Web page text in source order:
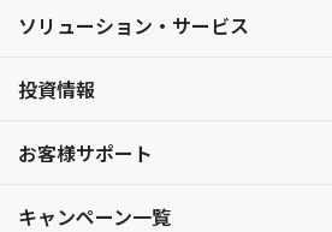
ソリューション・サービス
投資情報
お客様サポート
キャンペーン一覧